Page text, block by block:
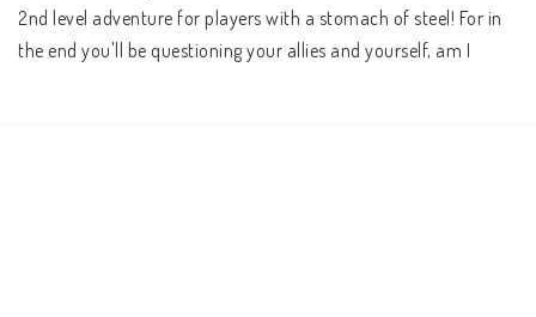
2nd level adventure for players with a stomach of steel! For in
the end you'll be questioning your allies and yourself, am I